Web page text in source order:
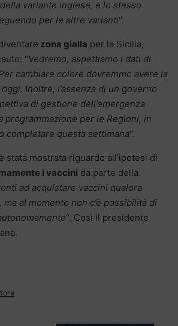
variante inglese, e lo stesso
per le altre varianti”.
zona gialla per la Sicilia,
“Vedremo, aspettiamo i dati di
cambiare colore dovremmo avere la
Inoltre, l’assenza di un governo
di gestione dell’emergenza
programmazione per le Regioni, in
completare questa settimana“.
stata mostrata riguardo all’ipotesi di
i vaccini da parte della
ad acquistare vaccini qualora
al momento non c’è possibilità di
“. Così il presidente